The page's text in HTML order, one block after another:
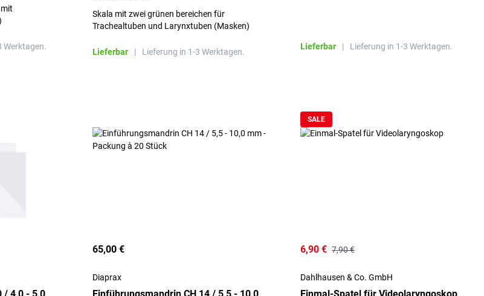
Werktagen.
Skala mit zwei grünen bereichen für
Trachealtuben und Larynxtuben (Masken)
Lieferbar | Lieferung in 1-3 Werktagen.
Lieferbar | Lieferung in 1-3 Werktagen.
65,00 €
Diaprax
SALE
6,90 € 7,90 €
Dahlhausen & Co. GmbH